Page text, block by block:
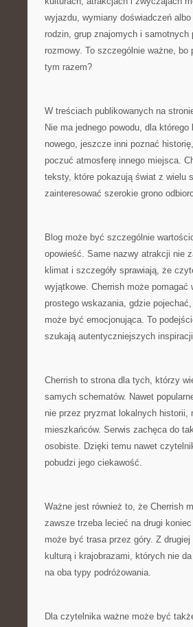
wyjazdu, wymiany doświadczeń
rodzin, grup znajomych i
rozmowy. To szczególnie ważne,
tym razem?
W treściach publikowanych na
Nie ma jednego powodu, dla
nowego, jeszcze inni poznać
poczuć atmosferę innego miejsca.
teksty, które pokazują świat z wielu
zainteresować szerokie grono
Blog może być szczególnie
opowieść. Same nazwy atrakcji nie
klimat i szczegóły sprawiają, że
wyjątkowe. Cherrish może pomagać
prostego wskazania, gdzie
może być emocjonująca. To
szukają autentyczniejszych
Cherrish to strona dla tych, którzy
samych schematów. Nawet
nie przez pryzmat lokalnych
mieszkańców. Serwis zachęca do
osobiste. Dzięki temu nawet
pobudzi jego ciekawość.
Ważne jest również to, że Cherrish
zawsze trzeba lecieć na drugi
może być trasa przez góry. Z
kulturą i krajobrazami, których nie
na oba typy podróżowania.
Dla czytelnika ważne może być